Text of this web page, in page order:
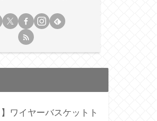
】ワイヤーバスケットト